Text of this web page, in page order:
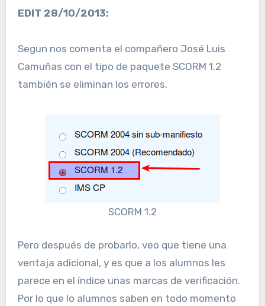
EDIT 28/10/2013:
Segun nos comenta el compañero José Luis
Camuñas con el tipo de paquete SCORM 1.2
también se eliminan los errores.
SCORM 1.2
Pero después de probarlo, veo que tiene una
ventaja adicional, y es que a los alumnos les
parece en el índice unas marcas de verificación.
Por lo que lo alumnos saben en todo momento